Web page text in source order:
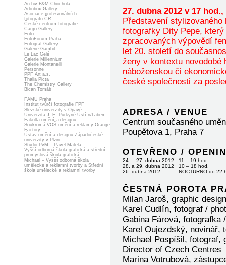
Archiv B&M Chochola
Artinbox Gallery
Asociace profesionálních
fotografů ČR
České centrum fotografie
Cargo Gallery
Foto
FotoForum Praha
Fotograf Gallery
Galerie Gambit
Le Lac Gelé
Galerie Millennium
Galerie Montanelli
Personne
PPF Art a.s.
Thalia Picta
The Chemistry Gallery
Bican Tomáš
FAMU Praha
Institut tvůrčí fotografie FPF
Slezské univerzity v Opavě
Univerzita J. E. Purkyně Ústí n/Labem –
Fakulta umění a designu
Soukromá VOŠ umění a reklamy Orange
Factory
Ústav umění a designu Západočeské
univerzity v Plzni
Studio PvM – Pavel Matela
Vyšší odborná škola grafická a střední
průmyslová škola grafická
Michael – Vyšší odborná škola
umělecké a reklamní tvorby a Střední
škola umělecké a reklamní tvorby
27. dubna 2012 v 17
Představení
fotografky Dity Pepe,
zpracovaných výpovědí
let 20. století do
ženy v kontextu novodobé
náboženskou či
české společnosti za
ADRESA / VENUE
Centrum současného
Poupětova 1, Praha 7
OTEVŘENO /
24. – 27. dubna 2012
11 – 19 hod.
28. a 29. dubna 2012
10 – 18 hod.
26. dubna 2012
NOCTURNO do 22
ČESTNÁ POROTA
Milan Jaroš, graphic
Karel Cudlín, fotograf /
Gabina Fárová, fotografka
Karel Oujezdský, novinář,
Michael Pospíšil, fotograf,
Director of Czech Centres
Marina Votrubová,